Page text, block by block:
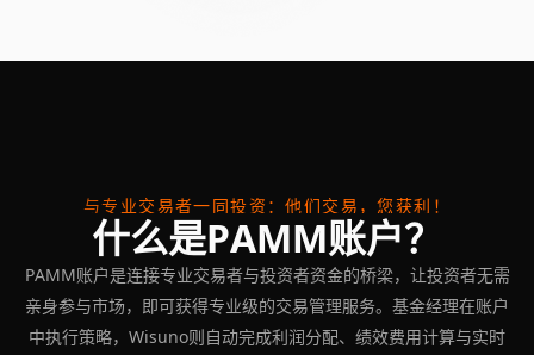
与专业交易者一同投资：他们交易，您获利！
什么是PAMM账户？
PAMM账户是连接专业交易者与投资者资金的桥梁，让投资者无需
亲身参与市场，即可获得专业级的交易管理服务。基金经理在账户
中执行策略，Wisuno则自动完成利润分配、绩效费用计算与实时